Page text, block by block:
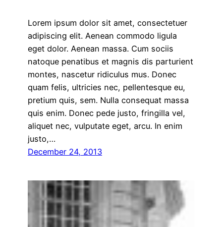
Lorem ipsum dolor sit amet, consectetuer
adipiscing elit. Aenean commodo ligula
eget dolor. Aenean massa. Cum sociis
natoque penatibus et magnis dis parturient
montes, nascetur ridiculus mus. Donec
quam felis, ultricies nec, pellentesque eu,
pretium quis, sem. Nulla consequat massa
quis enim. Donec pede justo, fringilla vel,
aliquet nec, vulputate eget, arcu. In enim
justo,…
December 24, 2013